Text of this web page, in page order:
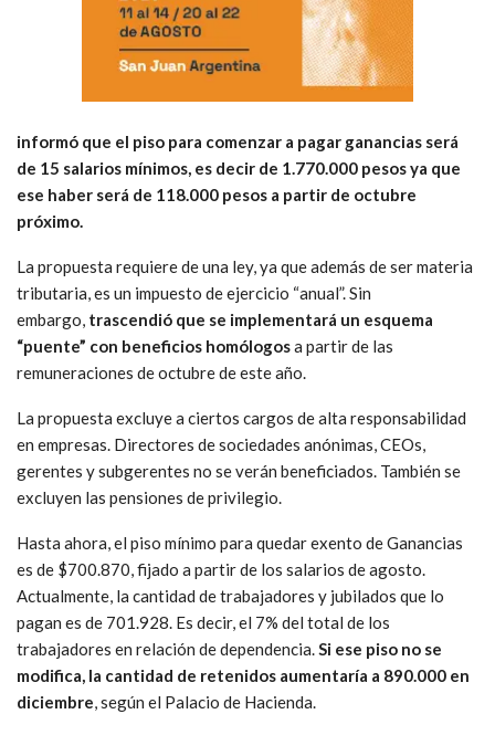
informó que el piso para comenzar a pagar ganancias será
de 15 salarios mínimos, es decir de 1.770.000 pesos ya que
ese haber será de 118.000 pesos a partir de octubre
próximo.
La propuesta requiere de una ley, ya que además de ser materia
tributaria, es un impuesto de ejercicio “anual”. Sin
embargo, trascendió que se implementará un esquema
“puente” con beneficios homólogosa partir de las
remuneraciones de octubre de este año.
La propuesta excluye a ciertos cargos de alta responsabilidad
en empresas. Directores de sociedades anónimas, CEOs,
gerentes y subgerentes no se verán beneficiados. También se
excluyen las pensiones de privilegio.
Hasta ahora, el piso mínimo para quedar exento de Ganancias
es de $700.870, fijado a partir de los salarios de agosto.
Actualmente, la cantidad de trabajadores y jubilados que lo
pagan es de 701.928. Es decir, el 7% del total de los
trabajadores en relación de dependencia.Si ese piso no se
modifica, la cantidad de retenidos aumentaría a 890.000 en
diciembre, según el Palacio de Hacienda.